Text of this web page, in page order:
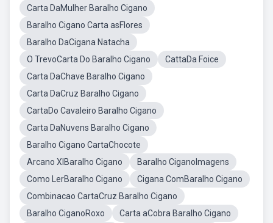
Carta DaMulher Baralho Cigano
Baralho Cigano Carta asFlores
Baralho DaCigana Natacha
O TrevoCarta Do Baralho Cigano
CattaDa Foice
Carta DaChave Baralho Cigano
Carta DaCruz Baralho Cigano
CartaDo Cavaleiro Baralho Cigano
Carta DaNuvens Baralho Cigano
Baralho Cigano CartaChocote
Arcano XIBaralho Cigano
Baralho CiganoImagens
Como LerBaralho Cigano
Cigana ComBaralho Cigano
Combinacao CartaCruz Baralho Cigano
Baralho CiganoRoxo
Carta aCobra Baralho Cigano